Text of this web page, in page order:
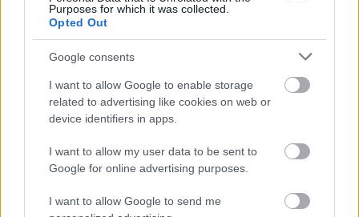
Purposes for which it was collected.
Opted Out
Google consents
I want to allow Google to enable storage
related to advertising like cookies on web or
device identifiers in apps.
I want to allow my user data to be sent to
Google for online advertising purposes.
I want to allow Google to send me
Hárítás
Mivel a bully nem engedi magát kérdőre vonni,
nagyon összeszedetten kell őt szembesíteni. Nem
szükséges lesüllyedni az ő szintjére, megtanulni
hangosabbnak lenni vagy nagyobbat mondani.
Ezek az emberek rutinosak abban, amit
csinálnak, hiszen gyerekkoruktól kezdve ezekkel a